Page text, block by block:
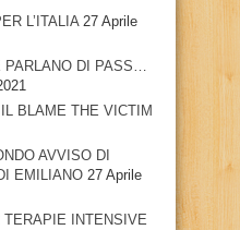
L’ITALIA 27 Aprile
DI PASS…
BLAME THE VICTIM
AVVISO DI
EMILIANO 27 Aprile
TERAPIE INTENSIVE